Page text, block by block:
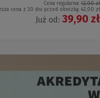
Cena regularna: 42,00 zł
cena z 30 dni przed obniżką: 42,00 zł
Już od: 39,90 zł